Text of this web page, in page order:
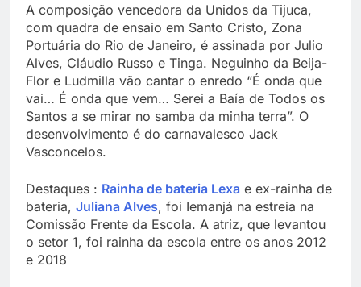
A composição vencedora da Unidos da Tijuca,
com quadra de ensaio em Santo Cristo, Zona
Portuária do Rio de Janeiro, é assinada por Julio
Alves, Cláudio Russo e Tinga. Neguinho da Beija-
Flor e Ludmilla vão cantar o enredo “É onda que
vai… É onda que vem… Serei a Baía de Todos os
Santos a se mirar no samba da minha terra”. O
desenvolvimento é do carnavalesco Jack
Vasconcelos.
Destaques : Rainha de bateria Lexa e ex-rainha de
bateria, Juliana Alves, foi Iemanjá na estreia na
Comissão Frente da Escola. A atriz, que levantou
o setor 1, foi rainha da escola entre os anos 2012
e 2018